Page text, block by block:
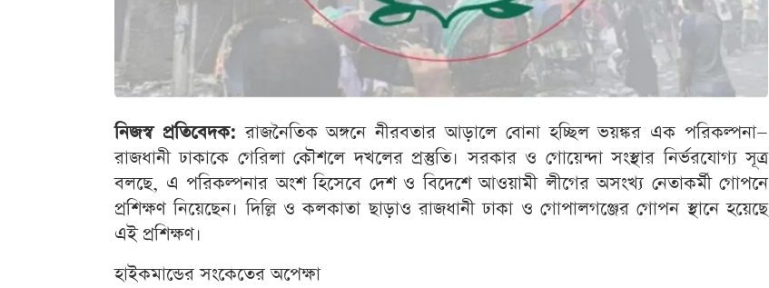
নিজস্ব প্রতিবেদক: রাজনৈতিক অঙ্গনে নীরবতার আড়ালে বোনা হচ্ছিল ভয়ঙ্কর এক পরিকল্পনা—
রাজধানী ঢাকাকে গেরিলা কৌশলে দখলের প্রস্তুতি। সরকার ও গোয়েন্দা সংস্থার নির্ভরযোগ্য সূত্র
বলছে, এ পরিকল্পনার অংশ হিসেবে দেশ ও বিদেশে আওয়ামী লীগের অসংখ্য নেতাকর্মী গোপনে
প্রশিক্ষণ নিয়েছেন। দিল্লি ও কলকাতা ছাড়াও রাজধানী ঢাকা ও গোপালগঞ্জের গোপন স্থানে হয়েছে
এই প্রশিক্ষণ।
হাইকমান্ডের সংকেতের অপেক্ষা